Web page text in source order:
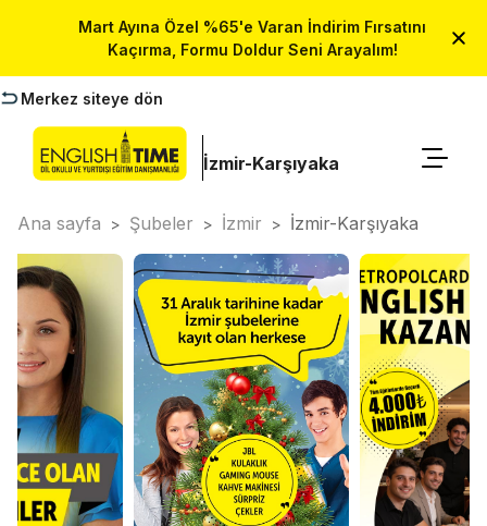
Mart Ayına Özel %65'e Varan İndirim Fırsatını
Kaçırma, Formu Doldur Seni Arayalım!
Merkez siteye dön
İzmir-Karşıyaka
Ana sayfa > Şubeler > İzmir > İzmir-Karşıyaka